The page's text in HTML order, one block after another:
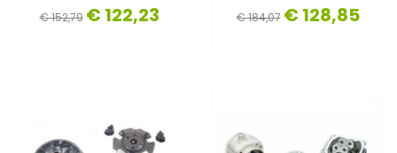
€ 152,79 € 122,23 € 184,07 € 128,85